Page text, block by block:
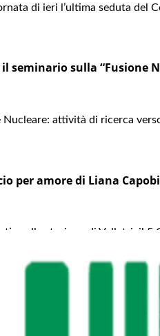
di ieri l’ultima seduta del
il seminario sulla “Fusione
Nucleare: attività di ricerca
per amore di Liana
alla stazione di Velletri, il